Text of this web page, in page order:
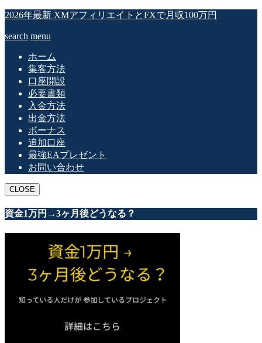
2026年最新 XMアフィリエイトとFXで月収100万円
search menu
ホーム
集客方法
口座開設
必要書類
入金方法
出金方法
ボーナス
追加口座
最強EAプレゼント
お問い合わせ
CLOSE
資金1万円→3ヶ月後どうなる？